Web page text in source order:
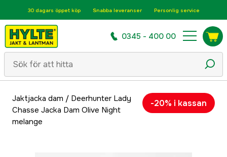
30 dagars öppet köp Snabba leveranser Personlig service
0345 - 400 00
Jaktjacka dam / Deerhunter Lady
Chasse Jacka Dam Olive Night
melange
-20% i kassan